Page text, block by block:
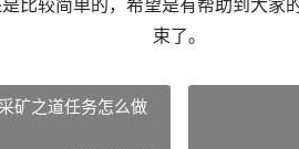
比较简单的，希望是有帮助到大家
束了。
矿之道任务怎么做